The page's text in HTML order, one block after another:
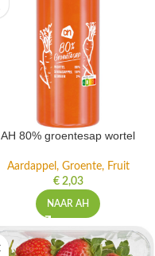
AH 80% groentesap wortel
Aardappel, Groente, Fruit
€2,03
NAAR AH